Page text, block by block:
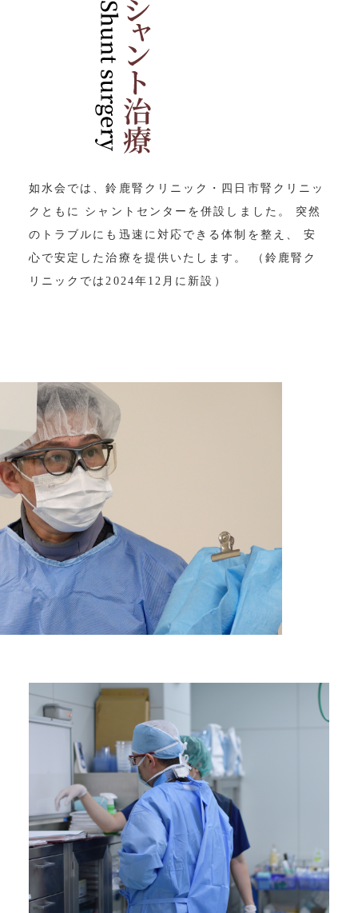
如水会では、鈴鹿腎クリニック・四日市腎クリニッ
クともに
シャントセンターを併設しました。
突然
のトラブルにも迅速に対応できる体制を整え、
安
心で安定した治療を提供いたします。
（鈴鹿腎ク
リニックでは2024年12月に新設）